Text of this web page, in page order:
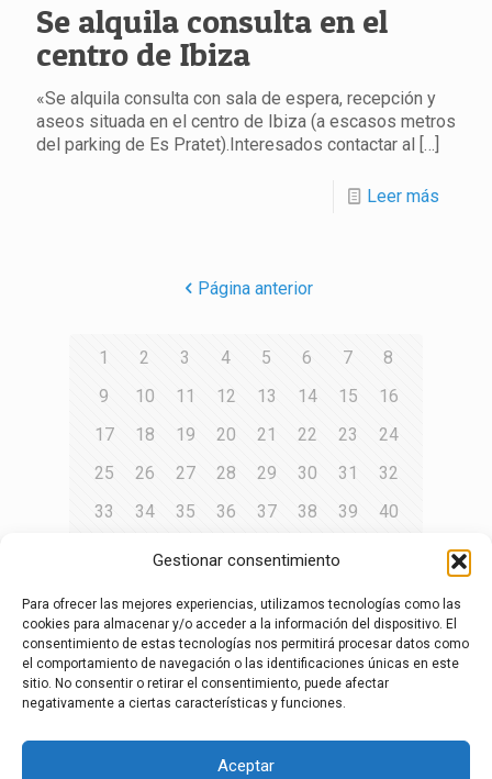
Gestionar consentimiento
Para ofrecer las mejores experiencias, utilizamos tecnologías como las
cookies para almacenar y/o acceder a la información del dispositivo. El
consentimiento de estas tecnologías nos permitirá procesar datos como
el comportamiento de navegación o las identificaciones únicas en este
sitio. No consentir o retirar el consentimiento, puede afectar
negativamente a ciertas características y funciones.
Aceptar
Se alquila consulta en el
centro de Ibiza
«Se alquila consulta con sala de espera, recepción y
aseos situada en el centro de Ibiza (a escasos metros
del parking de Es Pratet).Interesados contactar al […]
Leer más
Página anterior
1 2 3 4 5 6 7
8
9
10 11 12 13 14 15
16
17
18 19 20 21 22 23
24
25
26 27 28 29 30 31
32
33
34 35 36 37 38 39
40
42 43 46
57
58 59 60 61 62 63
64
65
66 67 68 69 70 71
72
73
74 75 76 77 78 79
81